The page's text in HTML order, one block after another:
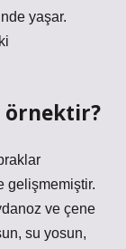
yaşar.
örnektir?
gelişmemiştir.
ve çene
su yosun,